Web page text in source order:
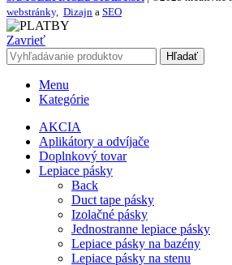
webstránky, Dizajn a SEO
Zavrieť
Hľadať
Menu
Kategórie
AKCIA
Aplikátory a odvíjače
Doplnkový tovar
Lepiace pásky
Back
Duct tape pásky
Izolačné pásky
Jednostranne lepiace pásky
Lepiace pásky na bazény
Lepiace pásky na stenu